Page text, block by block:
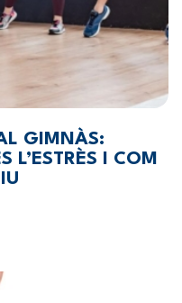
GIMNÀS:
L’ESTRÈS I COM